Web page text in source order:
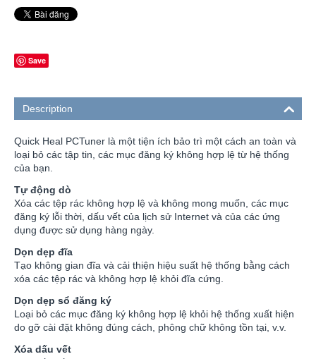
Save
Description
Quick Heal PCTuner là một tiện ích bảo trì một cách an toàn và
loại bỏ các tập tin, các mục đăng ký không hợp lệ từ hệ thống
của bạn.
Tự động dò
Xóa các tệp rác không hợp lệ và không mong muốn, các mục
đăng ký lỗi thời, dấu vết của lịch sử Internet và của các ứng
dụng được sử dụng hàng ngày.
Dọn dẹp đĩa
Tạo không gian đĩa và cải thiện hiệu suất hệ thống bằng cách
xóa các tệp rác và không hợp lệ khỏi đĩa cứng.
Dọn dẹp sổ đăng ký
Loại bỏ các mục đăng ký không hợp lệ khỏi hệ thống xuất hiện
do gỡ cài đặt không đúng cách, phông chữ không tồn tại, v.v.
Xóa dấu vết